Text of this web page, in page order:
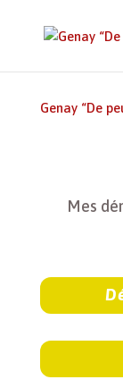
Genay “De
Mes